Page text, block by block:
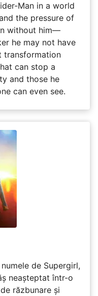
Man in a world
the pressure of
without him—
he may not have
transformation
can stop a
and those he
can even see.
de Supergirl,
neașteptat într-o
răzbunare și